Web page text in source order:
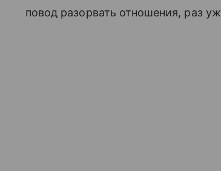
повод разорвать отношения, раз